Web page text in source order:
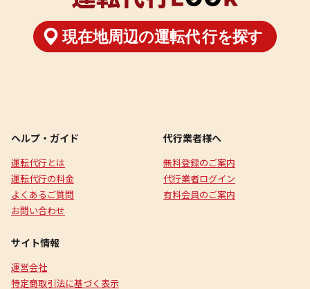
ヘルプ・ガイド
運転代行とは
運転代行の料金
よくあるご質問
お問い合わせ
代行業者様へ
無料登録のご案内
代行業者ログイン
有料会員のご案内
サイト情報
運営会社
特定商取引法に基づく表示